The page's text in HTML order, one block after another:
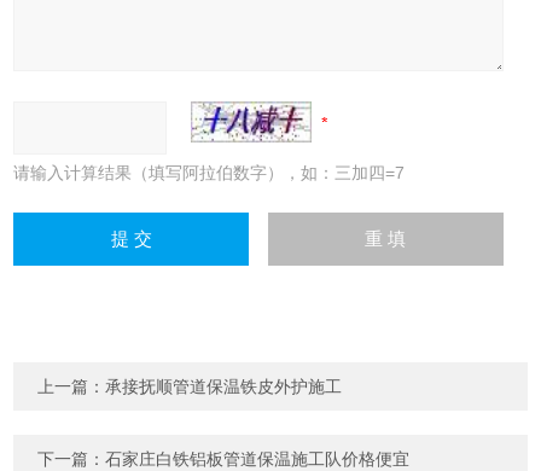
请输入计算结果（填写阿拉伯数字），如：三加四=7
上一篇： 承接抚顺管道保温铁皮外护施工
下一篇：石家庄白铁铝板管道保温施工队价格便宜